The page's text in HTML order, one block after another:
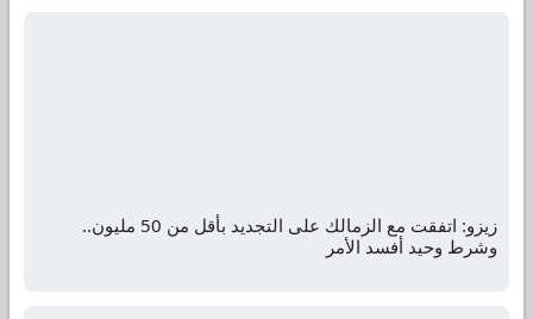
زيزو: اتفقت مع الزمالك على التجديد بأقل من 50 مليون..
وشرط وحيد أفسد الأمر